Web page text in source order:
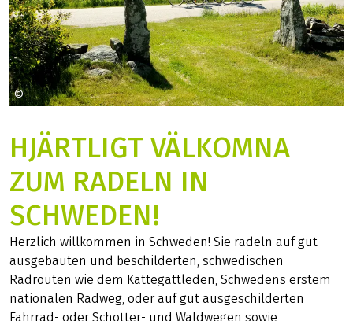
HJÄRTLIGT VÄLKOMNA
ZUM RADELN IN
SCHWEDEN!
Herzlich willkommen in Schweden! Sie radeln auf gut
ausgebauten und beschilderten, schwedischen
Radrouten wie dem Kattegattleden, Schwedens erstem
nationalen Radweg, oder auf gut ausgeschilderten
Fahrrad- oder Schotter- und Waldwegen sowie
© Active Scandinavia